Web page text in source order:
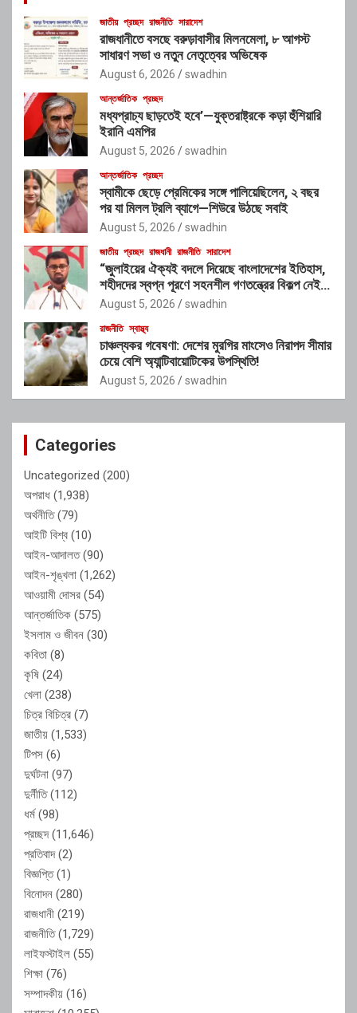
জাতীয় প্রচ্ছদ রাজনীতি সারাদেশ
রাজধানীতে বসছে বরুড়াবাসীর মিলনমেলা, ৮ আগস্ট
সাধারণ সভা ও নতুন নেতৃত্বের অভিষেক
August 6, 2026 swadhin
আন্তর্জাতিক প্রচ্ছদ
মধ্যপ্রাচ্য ছাড়তেই হবে’—যুক্তরাষ্ট্রকে কড়া হুঁশিয়ারি
ইরানি এমপির
August 5, 2026 swadhin
আন্তর্জাতিক প্রচ্ছদ
স্বামীকে ছেড়ে প্রেমিকের সঙ্গে পালিয়েছিলেন, ২ বছর
পর যা মিলল ট্রলি ব্যাগে—শিউরে উঠছে সবাই
August 5, 2026 swadhin
জাতীয় প্রচ্ছদ রাজধানী রাজনীতি সারাদেশ
“জুলাইয়ের ঐক্যই বদলে দিয়েছে বাংলাদেশের ইতিহাস,
শহীদদের স্বপ্ন পূরণে সহনশীল গণতন্ত্রের বিকল্প নেই” :
রাশেদ খাঁন
August 5, 2026 swadhin
রাজনীতি স্বাস্থ্য
চাঞ্চল্যকর গবেষণা: দেশের মুরগির মাংসেও নিরাপদ সীমার
চেয়ে বেশি অ্যান্টিবায়োটিকের উপস্থিতি!
August 5, 2026 swadhin
Categories
Uncategorized (200)
অপরাধ (1,938)
অর্থনীতি(79)
আইটি বিশ্ব (10)
আইন-আদালত(90)
আইন-শৃঙ্খলা (1,262)
আওয়ামী দোসর (54)
আন্তর্জাতিক (575)
ইসলাম ও জীবন (30)
কবিতা (8)
কৃষি (24)
খেলা (238)
চিত্র বিচিত্র (7)
জাতীয় (1,533)
টিপস (6)
দুর্ঘটনা (97)
দুর্নীতি(112)
ধর্ম(98)
প্রচ্ছদ(11,646)
প্রতিবাদ(2)
বিজ্ঞপ্তি(1)
বিনোদন (280)
রাজধানী (219)
রাজনীতি(1,729)
লাইফস্টাইল (55)
শিক্ষা (76)
সম্পাদকীয় (16)